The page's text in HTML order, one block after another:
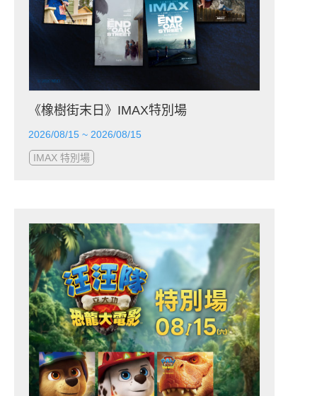
《橡樹街末日》IMAX特別場
2026/08/15 ~ 2026/08/15
IMAX 特別場